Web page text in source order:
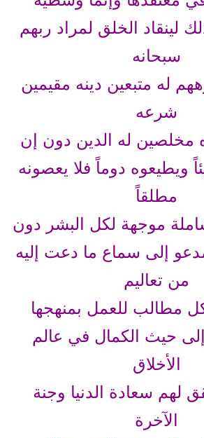
لينقاد الخلق لمراد ربهم
سبحانه
له متبعين دينه مقيمين
شرعه
مخلصين له الدين دون إن
ويطيعوه دوماً فلا يعصونه
مطلقاً
موجهة لكل البشر دون
مدعو إلى سماع ما دعت إليه
من تعاليم
مطالب للعمل بمنهجها
حيث الكمال في عالم
الأخلاق
لهم سعادة الدنيا وجنة
الآخرة